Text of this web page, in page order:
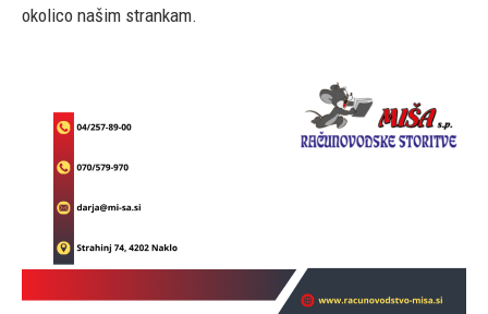
okolico našim strankam.